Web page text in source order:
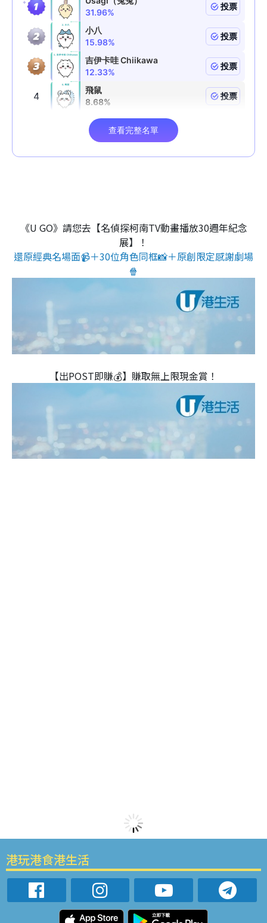
《U GO》請您去【名偵探柯南TV動畫播放30週年紀念
展】！
還原經典名場面📹＋30位角色同框📸＋原創限定感謝劇場
🍿
【出POST即賺💰】賺取無上限現金賞！
港玩港食港生活